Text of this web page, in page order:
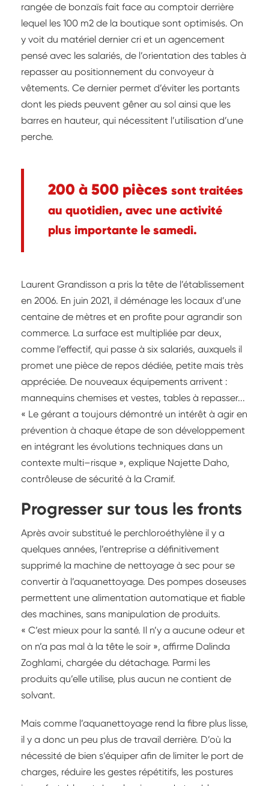
rangée de bonzaïs fait face au comptoir derrière
lequel les 100 m2 de la boutique sont optimisés. On
y voit du matériel dernier cri et un agencement
pensé avec les salariés, de l’orientation des tables à
repasser au positionnement du convoyeur à
vêtements. Ce dernier permet d’éviter les portants
dont les pieds peuvent gêner au sol ainsi que les
barres en hauteur, qui nécessitent l’utilisation d’une
perche.
200 à 500 pièces sont traitées
au quotidien, avec une activité
plus importante le samedi.
Laurent Grandisson a pris la tête de l’établissement
en 2006. En juin 2021, il déménage les locaux d’une
centaine de mètres et en profite pour agrandir son
commerce. La surface est multipliée par deux,
comme l’effectif, qui passe à six salariés, auxquels il
promet une pièce de repos dédiée, petite mais très
appréciée. De nouveaux équipements arrivent :
mannequins chemises et vestes, tables à repasser...
« Le gérant a toujours démontré un intérêt à agir en
prévention à chaque étape de son développement
en intégrant les évolutions techniques dans un
contexte multi–risque », explique Najette Daho,
contrôleuse de sécurité à la Cramif.
Progresser sur tous les fronts
Après avoir substitué le perchloroéthylène il y a
quelques années, l’entreprise a définitivement
supprimé la machine de nettoyage à sec pour se
convertir à l’aquanettoyage. Des pompes doseuses
permettent une alimentation automatique et fiable
des machines, sans manipulation de produits.
« C’est mieux pour la santé. Il n’y a aucune odeur et
on n’a pas mal à la tête le soir », affirme Dalinda
Zoghlami, chargée du détachage. Parmi les
produits qu’elle utilise, plus aucun ne contient de
solvant.
Mais comme l’aquanettoyage rend la fibre plus lisse,
il y a donc un peu plus de travail derrière. D’où la
nécessité de bien s’équiper afin de limiter le port de
charges, réduire les gestes répétitifs, les postures